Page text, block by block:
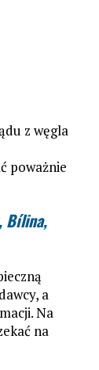
z węgla
poważnie
Bílina,
a
Na
na